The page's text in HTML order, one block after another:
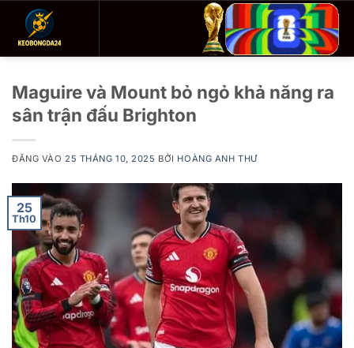
Maguire và Mount bỏ ngỏ khả năng ra
sân trận đấu Brighton
ĐĂNG VÀO25 THÁNG 10, 2025 BỞI HOÀNG ANH THƯ
25
Th10